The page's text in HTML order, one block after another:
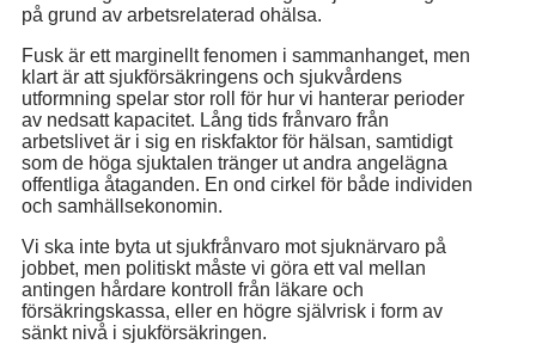
på grund av arbetsrelaterad ohälsa.
Fusk är ett marginellt fenomen i sammanhanget, men
klart är att sjukförsäkringens och sjukvårdens
utformning spelar stor roll för hur vi hanterar perioder
av nedsatt kapacitet. Lång tids frånvaro från
arbetslivet är i sig en riskfaktor för hälsan, samtidigt
som de höga sjuktalen tränger ut andra angelägna
offentliga åtaganden. En ond cirkel för både individen
och samhällsekonomin.
Vi ska inte byta ut sjukfrånvaro mot sjuknärvaro på
jobbet, men politiskt måste vi göra ett val mellan
antingen hårdare kontroll från läkare och
försäkringskassa, eller en högre självrisk i form av
sänkt nivå i sjukförsäkringen.